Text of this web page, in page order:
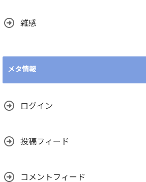
雑感
メタ情報
ログイン
投稿フィード
コメントフィード